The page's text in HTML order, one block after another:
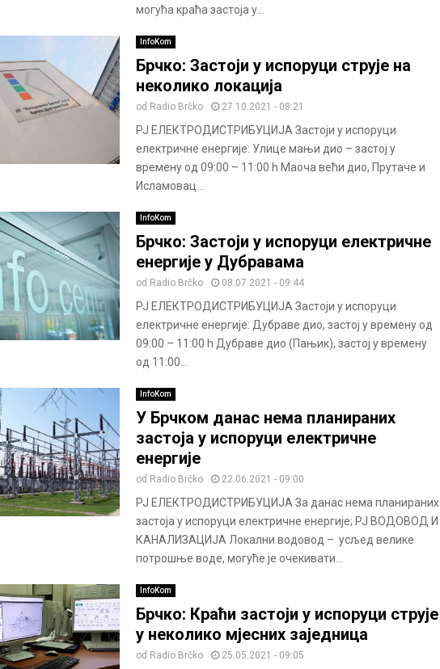
могућа краћа застоја у...
InfoKom
Брчко: Застоји у испоруци струје на
неколико локација
od Radio Brčko 27.10.2021 - 08:21
РЈ ЕЛЕКТРОДИСТРИБУЦИЈА Застоји у испоруци
електричне енергије: Улице мањи дио – застој у
времену од 09:00 – 11:00 h Маоча већи дио, Прутаче и
Исламовац...
InfoKom
Брчко: Застоји у испоруци електричне
енергије у Дубравама
od Radio Brčko 08.07.2021 - 09:44
РЈ ЕЛЕКТРОДИСТРИБУЦИЈА Застоји у испоруци
електричне енергије: Дубраве дио, застој у времену од
09:00 – 11:00 h Дубраве дио (Пањик), застој у времену
од 11:00...
InfoKom
У Брчком данас нема планираних
застоја у испоруци електричне
енергије
od Radio Brčko 22.06.2021 - 09:00
РЈ ЕЛЕКТРОДИСТРИБУЦИЈА За данас нема планираних
застоја у испоруци електричне енергије; РЈ ВОДОВОД И
КАНАЛИЗАЦИЈА Локални водовод – усљед велике
потрошње воде, могуће је очекивати...
InfoKom
Брчко: Краћи застоји у испоруци струје
у неколико мјесних заједница
od Radio Brčko 25.05.2021 - 09:05